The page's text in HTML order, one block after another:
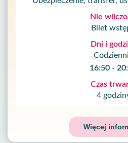
Nie
Bilet
Dni i
16:50 -
Czas
4
Więcej